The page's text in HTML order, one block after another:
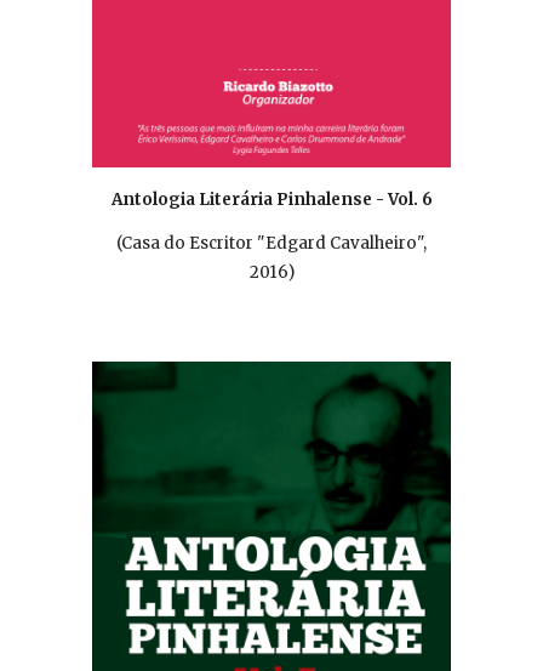
Antologia Literária Pinhalense - Vol. 6
(Casa do Escritor "Edgard Cavalheiro",
2016)